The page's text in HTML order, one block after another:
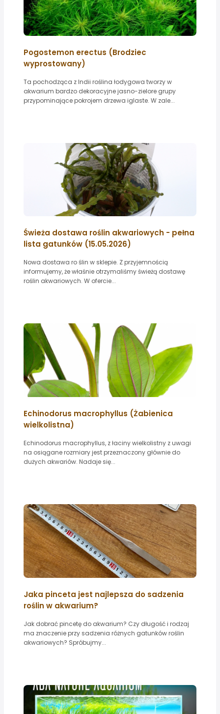
Pogostemon erectus (Brodziec
wyprostowany)
Ta pochodząca z Indii roślina łodygowa tworzy w
akwarium bardzo dekoracyjne jasno-zielore grupy
przypominające pokrojem drzewa iglaste. W zale...
Świeża dostawa roślin akwariowych - pełna
lista gatunków (15.05.2026)
Nowa dostawa ro ślin w sklepie. Z przyjemnością
informujemy, że właśnie otrzymaliśmy świeżą dostawę
roślin akwariowych. W ofercie...
Echinodorus macrophyllus (Żabienica
wielkolistna)
Echinodorus macrophyllus, z łaciny wielkolistny z uwagi
na osiągane rozmiary jest przeznaczony głównie do
dużych akwariów. Nadaje się...
Jaka pinceta jest najlepsza do sadzenia
roślin w akwarium?
Jak dobrać pincetę do akwarium? Czy długość i rodzaj
ma znaczenie przy sadzenia różnych gatunków roślin
akwariowych? Spróbujmy...